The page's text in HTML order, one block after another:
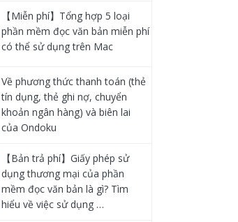
【Miễn phí】Tổng hợp 5 loại
phần mềm đọc văn bản miễn phí
có thể sử dụng trên Mac
Về phương thức thanh toán (thẻ
tín dụng, thẻ ghi nợ, chuyển
khoản ngân hàng) và biên lai
của Ondoku
【Bản trả phí】Giấy phép sử
dụng thương mại của phần
mềm đọc văn bản là gì? Tìm
hiểu về việc sử dụng …